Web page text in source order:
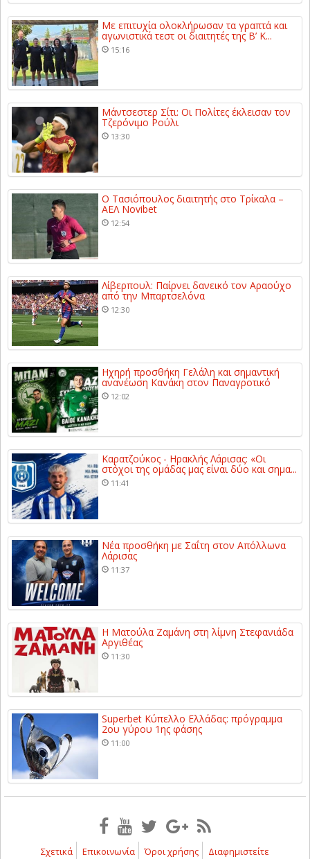
Με επιτυχία ολοκλήρωσαν τα γραπτά και
αγωνιστικά τεστ οι διαιτητές της Β’ Κ...
15:16
Μάντσεστερ Σίτι: Οι Πολίτες έκλεισαν τον
Τζερόνιμο Ρούλι
13:30
Ο Τασιόπουλος διαιτητής στο Τρίκαλα –
ΑΕΛ Novibet
12:54
Λίβερπουλ: Παίρνει δανεικό τον Αραούχο
από την Μπαρτσελόνα
12:30
Ηχηρή προσθήκη Γελάλη και σημαντική
ανανέωση Κανάκη στον Παναγροτικό
12:02
Καρατζούκος - Ηρακλής Λάρισας: «Οι
στόχοι της ομάδας μας είναι δύο και σημα...
11:41
Νέα προσθήκη με Σαΐτη στον Απόλλωνα
Λάρισας
11:37
Η Ματούλα Ζαμάνη στη λίμνη Στεφανιάδα
Αργιθέας
11:30
Superbet Κύπελλο Ελλάδας: πρόγραμμα
2ου γύρου 1ης φάσης
11:00
Σχετικά Επικοινωνία Όροι χρήσης Διαφημιστείτε